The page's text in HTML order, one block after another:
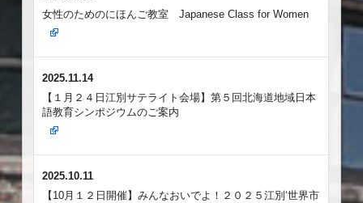
女性のためのにほんご教室 Japanese Class for Women
2025.11.14
【１月２４日江別サテライト会場】第５回北海道地域日本
語教育シンポジウムのご案内
2025.10.11
【10月１２日開催】みんなおいでよ！２０２５江別‘世界市